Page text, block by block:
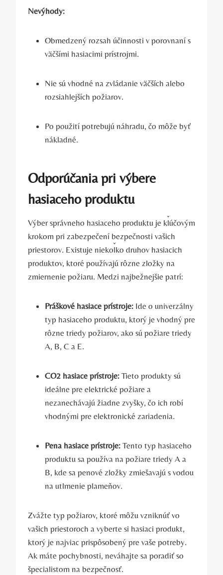
Nevýhody:
Obmedzený rozsah účinnosti v porovnaní s
väčšími hasiacimi prístrojmi.
Nie sú vhodné na zvládanie väčších alebo
rozsiahlejších požiarov.
Po použití potrebujú náhradu, čo môže byť
nákladné.
Odporúčania pri výbere
hasiaceho produktu
Výber správneho hasiaceho produktu je kľúčovým
krokom pri zabezpečení bezpečnosti vašich
priestorov. Existuje niekoľko druhov hasiacich
produktov, ktoré používajú rôzne zložky na
zmiernenie požiaru. Medzi najbežnejšie patrí:
Práškové hasiace prístroje: Ide o univerzálny
typ hasiaceho produktu, ktorý je vhodný pre
rôzne triedy požiarov, ako sú požiare triedy
A, B, C a E.
CO2 hasiace prístroje: Tieto produkty sú
ideálne pre elektrické požiare a
nezanechávajú žiadne zvyšky, čo ich robí
vhodnými pre elektronické zariadenia.
Pena hasiace prístroje: Tento typ hasiaceho
produktu sa používa na požiare triedy A a
B, kde sa penové zložky zmiešavajú s vodou
na utlmenie plameňov.
Zvážte typ požiarov, ktoré môžu vzniknúť vo
vašich priestoroch a vyberte si hasiaci produkt,
ktorý je najviac prispôsobený pre vaše potreby.
Ak máte pochybnosti, neváhajte sa poradiť so
špecialistom na bezpečnosť.